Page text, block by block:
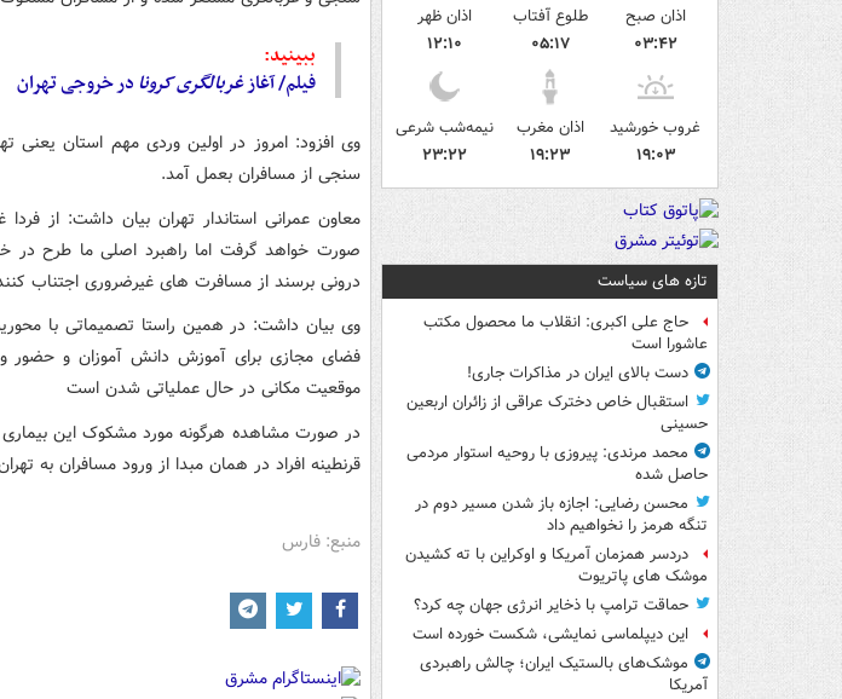
اذان صبح
۰۳:۴۲
طلوع آفتاب
۰۵:۱۷
اذان ظهر
۱۲:۱۰
غروب خورشید
۱۹:۰۳
اذان مغرب
۱۹:۲۳
نیمه‌شب شرعی
۲۳:۲۲
تازه های سیاست
حاج علی اکبری: انقلاب ما محصول مکتب
عاشورا است
دست بالای ایران در مذاکرات جاری!
استقبال خاص دخترک عراقی از زائران اربعین
حسینی
محمد مرندی: پیروزی با روحیه استوار مردمی
حاصل شده
محسن رضایی: اجازه باز شدن مسیر دوم در
تنگه هرمز را نخواهیم داد
دردسر همزمان آمریکا و اوکراین با ته کشیدن
موشک های پاتریوت
حماقت ترامپ با ذخایر انرژی جهان چه کرد؟
این دیپلماسی نمایشی، شکست خورده است
موشک‌های بالستیک ایران؛ چالش راهبردی
آمریکا
ببینید:
فیلم/ آغازغربالگریکرونادر خروجی تهران
وی افزود: امروز در اولین وردی مهم استان
سنجی از مسافران بعمل آمد.
معاون عمرانی استاندار تهران بیان داشت: از
صورت خواهد گرفت اما راهبرد اصلی ما طرح در
درونی برسند از مسافرت های غیرضروری اجتناب
وی بیان داشت: در همین راستا تصمیماتی با
فضای مجازی برای آموزش دانش آموزان و حضور
موقعیت مکانی در حال عملیاتی شدن است
در صورت مشاهده هرگونه مورد مشکوک این
قرنطینه افراد در همان مبدا از ورود مسافران به
منبع: فارس